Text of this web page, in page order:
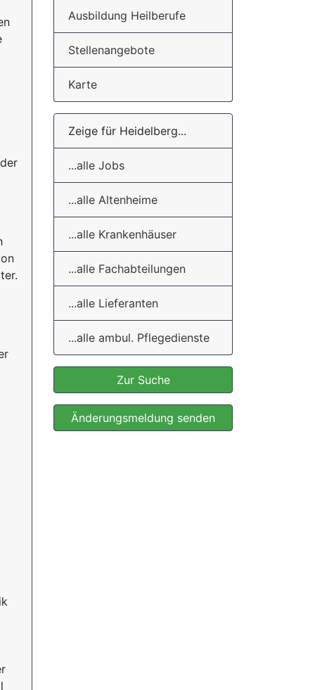
Ausbildung Heilberufe
Stellenangebote
Karte
Zeige für Heidelberg...
...alle Jobs
...alle Altenheime
...alle Krankenhäuser
...alle Fachabteilungen
...alle Lieferanten
...alle ambul. Pflegedienste
Zur Suche
Änderungsmeldung senden